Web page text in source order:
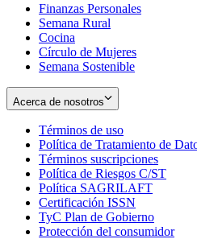
Finanzas Personales
Semana Rural
Cocina
Círculo de Mujeres
Semana Sostenible
Acerca de nosotros
Términos de uso
in
new
window
Política de Tratamiento de
Términos suscripciones
in
Política de Riesgos C/ST
Política SAGRILAFT
new
window
Certificación ISSN
in
new
TyC Plan de Gobierno
in
Protección del consumidor